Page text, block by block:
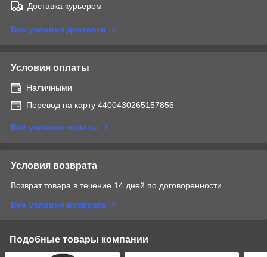
Доставка курьером
Все условия доставки
Условия оплаты
Наличными
Перевод на карту 4400430265157856
Все условия оплаты
Условия возврата
Возврат товара в течение 14 дней по договоренности
Все условия возврата
Подобные товары компании